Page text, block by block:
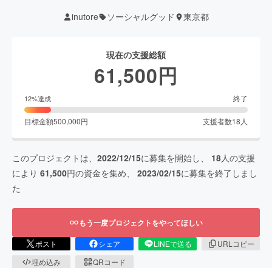
inutore ソーシャルグッド 東京都
現在の支援総額
61,500円
12%達成 終了
目標金額500,000円 支援者数18 人
このプロジェクトは、 2022/12/15に募集を開始し、 18人の支援
により 61,500円の資金を集め、 2023/02/15に募集を終了しまし
た
もう一度プロジェクトをやってほしい
ポスト シェア LINEで送る
URLコピー
埋め込み
QRコード